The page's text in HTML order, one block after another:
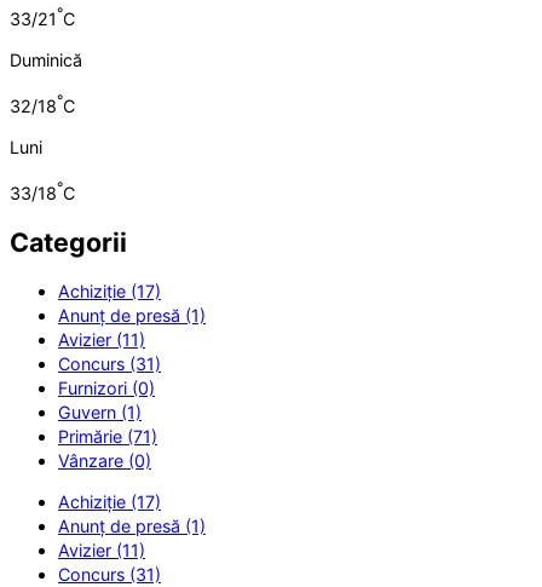
33/21°C
Duminică
32/18°C
Luni
33/18°C
Categorii
Achiziție (17)
Anunț de presă (1)
Avizier (11)
Concurs (31)
Furnizori (0)
Guvern (1)
Primărie (71)
Vânzare (0)
Achiziție (17)
Anunț de presă (1)
Avizier (11)
Concurs (31)